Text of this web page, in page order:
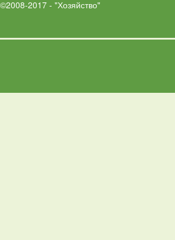
©2008-2017 - "Хозяйство"